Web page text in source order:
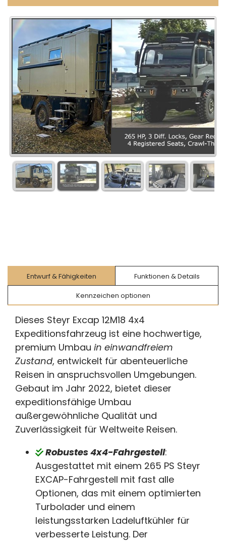
Entwurf & Fähigkeiten
Funktionen & Details
Kennzeichen optionen
Dieses Steyr Excap 12M18 4x4
Expeditionsfahrzeug ist eine hochwertige,
premium Umbau in einwandfreiem
Zustand, entwickelt für abenteuerliche
Reisen in anspruchsvollen Umgebungen.
Gebaut im Jahr 2022, bietet dieser
expeditionsfähige Umbau
außergewöhnliche Qualität und
Zuverlässigkeit für Weltweite Reisen.
Robustes 4x4-Fahrgestell:
Ausgestattet mit einem 265 PS Steyr
EXCAP-Fahrgestell mit fast alle
Optionen, das mit einem optimierten
Turbolader und einem
leistungsstarken Ladeluftkühler für
verbesserte Leistung. Der